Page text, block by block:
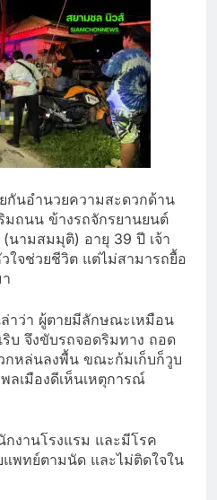
กันอำนวยความสะดวกด้าน
ถนน ข้างรถจักรยานยนต์
ามสมมุติ) อายุ 39 ปี เจ้า
จช่วยชีวิต แต่ไม่สามารถยื้อ
าว่า ผู้ตายมีลักษณะเหมือน
ริบ จึงขับรถจอดริมทาง ถอด
หล่นลงพื้น ขณะก้มเก็บก็วูบ
ลเมืองดีเห็นเหตุการณ์
งานโรงแรม และมีโรค
พทย์ตามนัด และไม่ติดใจใน